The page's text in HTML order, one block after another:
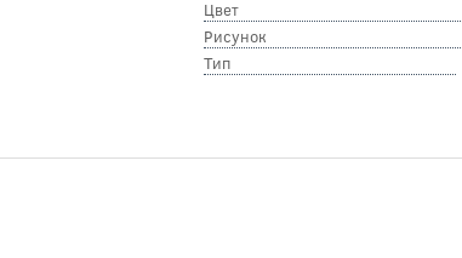
Цвет
Рисунок
Тип